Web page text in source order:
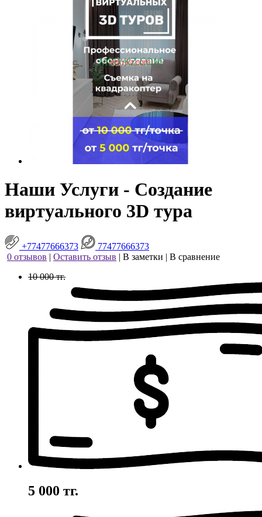
Наши Услуги - Создание
виртуального 3D тура
+77477666373
77477666373
0 отзывов | Оставить отзыв | В заметки | В сравнение
10 000 тг.
5 000 тг.